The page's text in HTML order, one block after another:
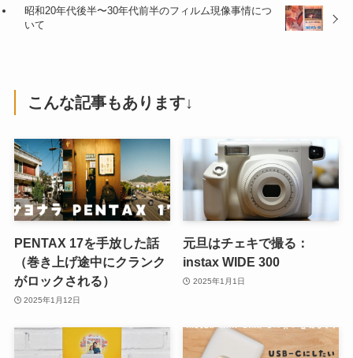
昭和20年代後半〜30年代前半のフィルム現像事情につ
いて
こんな記事もあります↓
PENTAX 17を手放した話
（巻き上げ途中にクランク
がロックされる）
2025年1月12日
元旦はチェキで撮る：
instax WIDE 300
2025年1月1日